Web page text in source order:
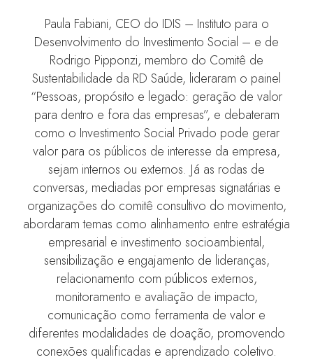
Paula Fabiani, CEO do IDIS – Instituto para o
Desenvolvimento do Investimento Social – e de
Rodrigo Pipponzi, membro do Comitê de
Sustentabilidade da RD Saúde, lideraram o painel
“Pessoas, propósito e legado: geração de valor
para dentro e fora das empresas”, e debateram
como o Investimento Social Privado pode gerar
valor para os públicos de interesse da empresa,
sejam internos ou externos. Já as rodas de
conversas, mediadas por empresas signatárias e
organizações do comitê consultivo do movimento,
abordaram temas como alinhamento entre estratégia
empresarial e investimento socioambiental,
sensibilização e engajamento de lideranças,
relacionamento com públicos externos,
monitoramento e avaliação de impacto,
comunicação como ferramenta de valor e
diferentes modalidades de doação, promovendo
conexões qualificadas e aprendizado coletivo.